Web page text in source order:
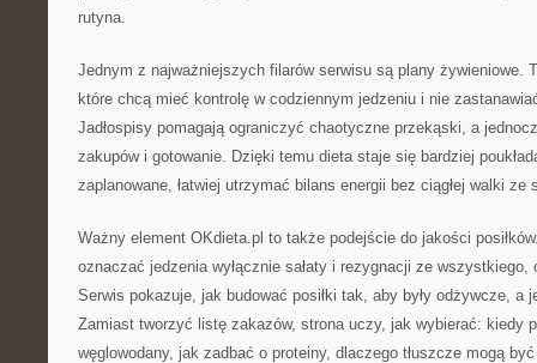
rutyna.
Jednym z najważniejszych filarów serwisu są plany żywieniowe.
które chcą mieć kontrolę w codziennym jedzeniu i nie
Jadłospisy pomagają ograniczyć chaotyczne przekąski, a
zakupów i gotowanie. Dzięki temu dieta staje się bardziej
zaplanowane, łatwiej utrzymać bilans energii bez ciągłej walki ze
Ważny element OKdieta.pl to także podejście do jakości
oznaczać jedzenia wyłącznie sałaty i rezygnacji ze
Serwis pokazuje, jak budować posiłki tak, aby były odżywcze, a
Zamiast tworzyć listę zakazów, strona uczy, jak wybierać: kiedy
węglowodany, jak zadbać o proteiny, dlaczego tłuszcze mogą